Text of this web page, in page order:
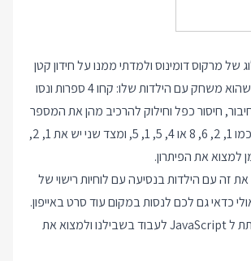
של מרקוס דומינוס ולמדתי ממנו על חידון קטן
וחביב עם מספרים שהוא משחק עם הילדות שלו: קחו 4 ספרות ונסו
חיסור כפל וחילוק להרכיב מהן את המספר
24. יש ממש קלים כמו 1, 2, 6, 8 או 4, 5, 1, 5, ומצד שני יש את 1, 2,
זה עם הילדות בנסיעה עם לוחיות רישוי של
כדאי גם לכם לנסות במקום עוד סרט באייפון.
עכשיו בואו ננסה לתת ל JavaScript לעבוד בשבילנו ולמצוא את